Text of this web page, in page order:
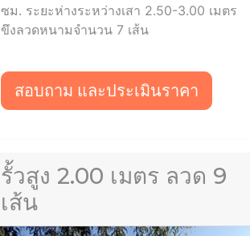
ซม. ระยะห่างระหว่างเสา 2.50-3.00 เมตร
ขึงลวดหนามจำนวน 7 เส้น
สอบถาม และประเมินราคา
รั้วสูง 2.00 เมตร ลวด 9
เส้น